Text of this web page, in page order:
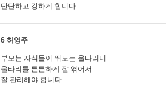
단단하고 강하게 합니다.
6 허영주
부모는 자식들이 뛰노는 울타리니
울타리를 튼튼하게 잘 엮어서
잘 관리해야 합니다.